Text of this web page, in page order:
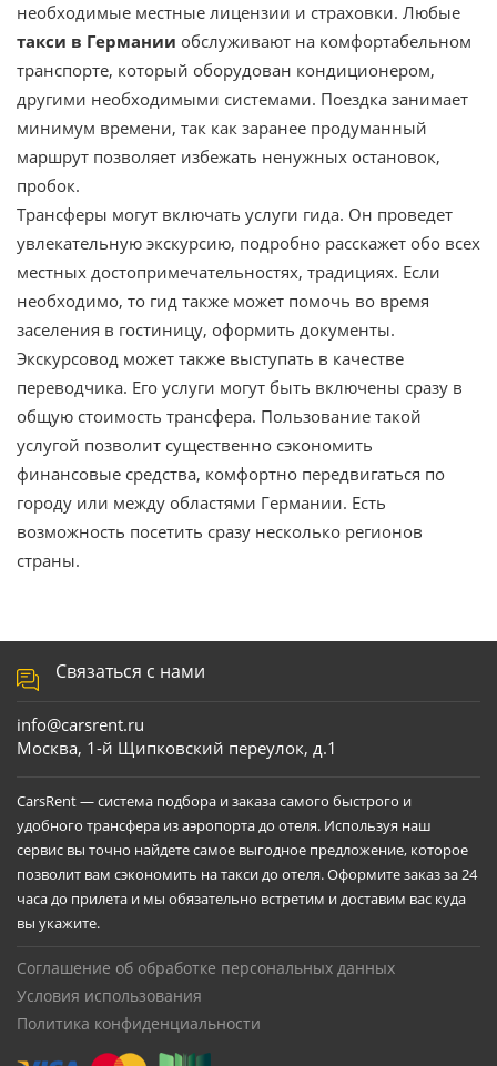
необходимые местные лицензии и страховки. Любые
такси в Германии обслуживают на комфортабельном
транспорте, который оборудован кондиционером,
другими необходимыми системами. Поездка занимает
минимум времени, так как заранее продуманный
маршрут позволяет избежать ненужных остановок,
пробок.
Трансферы могут включать услуги гида. Он проведет
увлекательную экскурсию, подробно расскажет обо всех
местных достопримечательностях, традициях. Если
необходимо, то гид также может помочь во время
заселения в гостиницу, оформить документы.
Экскурсовод может также выступать в качестве
переводчика. Его услуги могут быть включены сразу в
общую стоимость трансфера. Пользование такой
услугой позволит существенно сэкономить
финансовые средства, комфортно передвигаться по
городу или между областями Германии. Есть
возможность посетить сразу несколько регионов
страны.
Связаться с нами
info@carsrent.ru
Москва, 1-й Щипковский переулок, д.1
CarsRent — система подбора и заказа самого быстрого и
удобного трансфера из аэропорта до отеля. Используя наш
сервис вы точно найдете самое выгодное предложение, которое
позволит вам сэкономить на такси до отеля. Оформите заказ за 24
часа до прилета и мы обязательно встретим и доставим вас куда
вы укажите.
Соглашение об обработке персональных данных
Условия использования
Политика конфиденциальности